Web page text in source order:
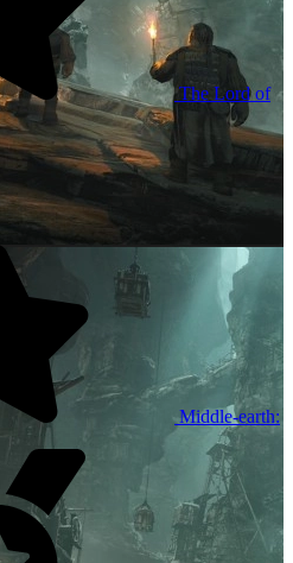
The Lord of
Middle-earth: